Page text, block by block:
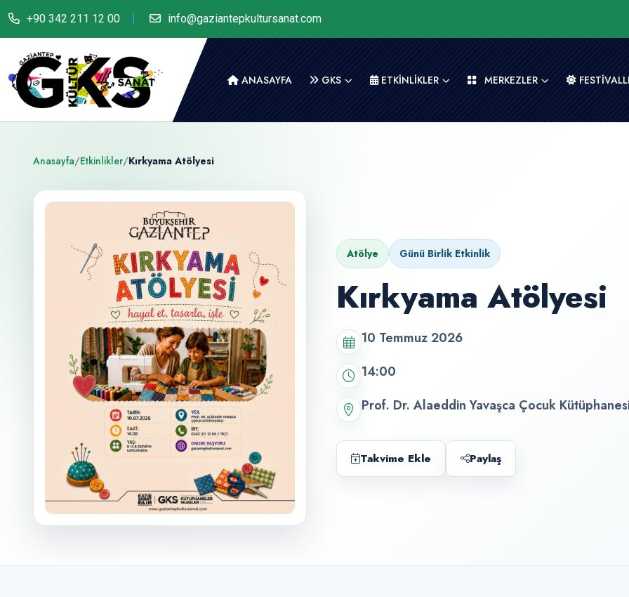
+90 342 211 12 00 info@gaziantepkultursanat.com
ANASAYFA GKS ETKİNLİKLER MERKEZLER
Anasayfa/Etkinlikler/Kırkyama Atölyesi
Atölye Günü Birlik Etkinlik
Kırkyama Atölyesi
10 Temmuz 2026
14:00
Prof. Dr. Alaeddin Yavaşca Çocuk
Takvime Ekle Paylaş